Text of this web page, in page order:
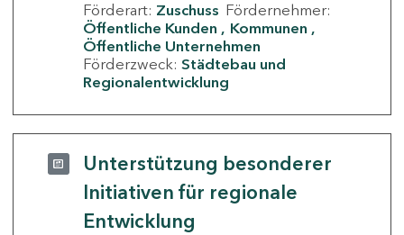
Förderart: Zuschuss Fördernehmer:
Öffentliche Kunden
Kommunen
Öffentliche Unternehmen
Förderzweck: Städtebau und
Regionalentwicklung
Unterstützung besonderer
Initiativen für regionale
Entwicklung